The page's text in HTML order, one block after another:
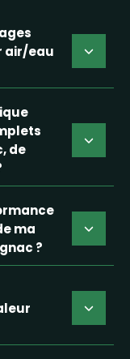
air/eau
de
ma
?